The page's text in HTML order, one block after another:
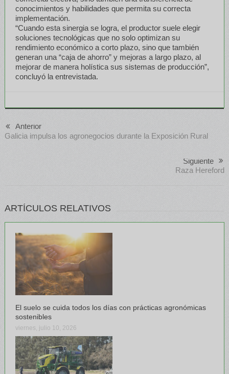
conocimientos y habilidades que permita su correcta
implementación.
“Cuando esta sinergia se logra, el productor suele elegir
soluciones tecnológicas que no solo optimizan su
rendimiento económico a corto plazo, sino que también
generan una “caja de ahorro” y mejoras a largo plazo, al
mejorar de manera holística sus sistemas de producción”,
concluyó la entrevistada.
Anterior
Galicia impulsa los agronegocios durante la Exposición Rural
Siguiente
Raza Hereford
ARTÍCULOS RELATIVOS
El suelo se cuida todos los días con prácticas agronómicas
sostenibles
viernes, julio 10, 2026